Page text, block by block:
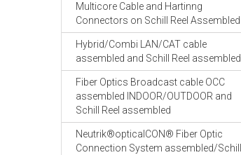
Multicore Cable and Hartinng
Connectors on Schill Reel Assembled
Hybrid/Combi LAN/CAT cable
assembled and Schill Reel assembled
Fiber Optics Broadcast cable OCC
assembled INDOOR/OUTDOOR and
Schill Reel assembled
Neutrik®opticalCON® Fiber Optic
Connection System assembled/Schill